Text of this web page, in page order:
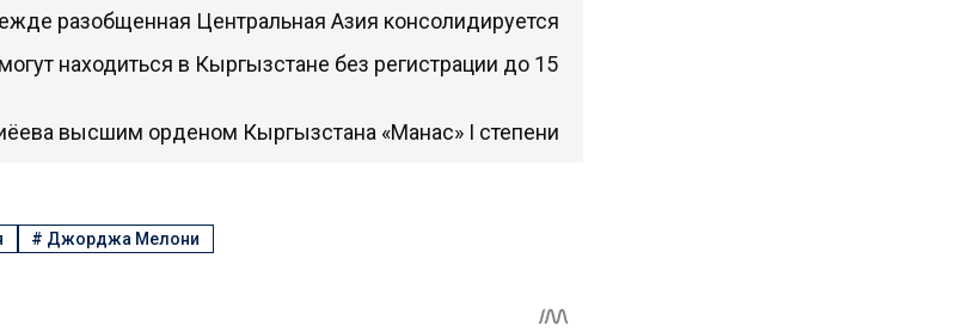
разобщенная Центральная Азия консолидируется
находиться в Кыргызстане без регистрации до 15
высшим орденом Кыргызстана «Манас» I степени
# Джорджа Мелони